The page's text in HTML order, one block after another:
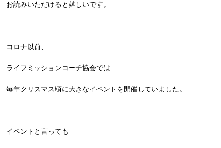
お読みいただけると嬉しいです。
コロナ以前、
ライフミッションコーチ協会では
毎年クリスマス頃に大きなイベントを開催していました。
イベントと言っても